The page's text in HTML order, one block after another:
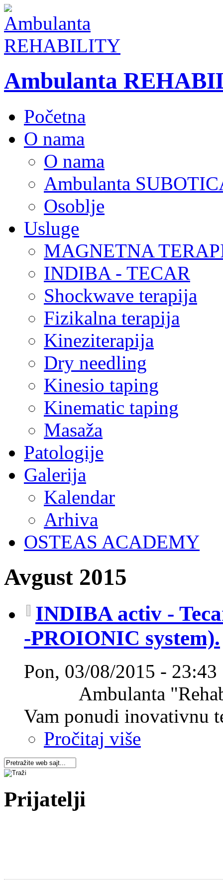
Ambulanta
Početna
O nama
O nama
Ambulanta
Osoblje
Usluge
MAGNETNA
INDIBA - TECAR
Shockwave terapija
Fizikalna terapija
Kineziterapija
Dry needling
Kinesio taping
Kinematic taping
Masaža
Patologije
Galerija
Kalendar
Arhiva
OSTEAS ACADEMY
Avgust 2015
INDIBA activ -
-PROIONIC system).
Pon, 03/08/2015 - 23:43
Ambulanta
Vam ponudi inovativnu
Pročitaj više
Prijatelji